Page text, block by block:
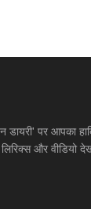
डायरी' पर आपका
और